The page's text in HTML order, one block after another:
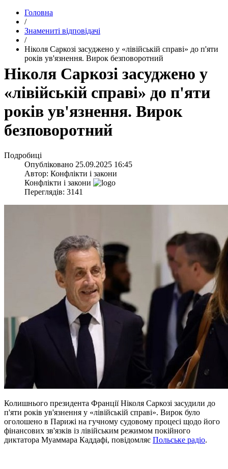
Головна
/
Знамениті відповідачі
/
​Ніколя Саркозі засуджено у «лівійській справі» до п'яти
років ув'язнення. Вирок безповоротний
​Ніколя Саркозі засуджено у
«лівійській справі» до п'яти
років ув'язнення. Вирок
безповоротний
Подробиці
Опубліковано 25.09.2025 16:45
Автор: Конфлікти і закони
Конфлікти і закони
Переглядів: 3141
Колишнього президента Франції Ніколя Саркозі засудили до
п'яти років ув'язнення у «лівійській справі». Вирок було
оголошено в Парижі на гучному судовому процесі щодо його
фінансових зв'язків із лівійським режимом покійного
диктатора Муаммара Каддафі, повідомляє Польське радіо.